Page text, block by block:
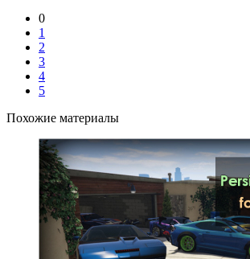
0
1
2
3
4
5
Похожие материалы